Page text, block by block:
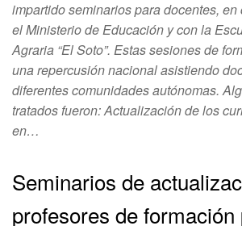
impartido seminarios para docentes,
el Ministerio de Educación y con la
Agraria “El Soto”. Estas sesiones de
una repercusión nacional asistiendo
diferentes comunidades autónomas.
tratados fueron: Actualización de los
en…
Seminarios de
profesores de formación